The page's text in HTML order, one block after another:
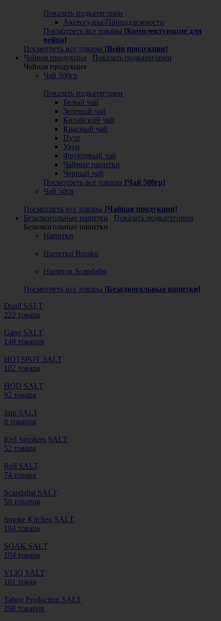
Показать подкатегории
Аксессуары/Принадлежности
Посмотреть все товары [Комплектующие для
вейпа]
Посмотреть все товары [Вейп продукция]
Чайная продукция
Показать подкатегории
Чайная продукция
Чай 500гр
Показать подкатегории
Белый чай
Зеленый чай
Китайский чай
Красный чай
Пуэр
Улун
Фруктовый чай
Чайные напитки
Черный чай
Посмотреть все товары [Чай 500гр]
Чай 50гр
Посмотреть все товары [Чайная продукция]
Безалкогольные напитки
Показать подкатегории
Безалкогольные напитки
Напитки
Напитки Brusko
Напиток Scandalist
Посмотреть все товары [Безалкогольные напитки]
Duall SALT
222 товара
Gang SALT
148 товаров
HOTSPOT SALT
102 товара
HQD SALT
92 товара
Jam SALT
0 товаров
Red Smokers SALT
52 товара
Rell SALT
74 товара
Scandalist SALT
50 товаров
Smoke Kitchen SALT
104 товара
SOAK SALT
104 товара
VLIQ SALT
161 товар
Taboo Production SALT
298 товаров